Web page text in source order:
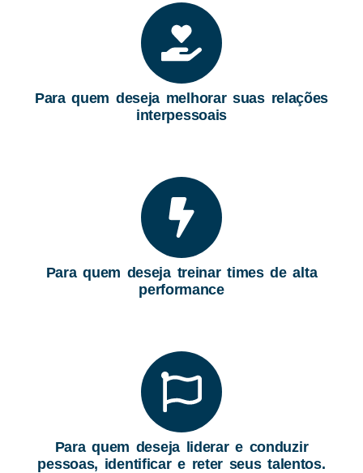
Para quem deseja melhorar suas relações
interpessoais
Para quem deseja treinar times de alta
performance
Para quem deseja liderar e conduzir
pessoas, identificar e reter seus talentos.